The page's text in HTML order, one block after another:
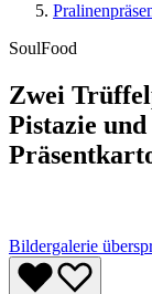
SoulFood
Zwei
Pistazie
Bildergalerie